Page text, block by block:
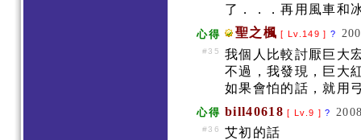
了．．．再用風車和
心得 聖之楓 [ Lv.149 ] ?
#35
我個人比較討厭巨大
不過，我發現，巨大
如果會怕的話，就用
心得 bill40618 [ Lv.9 ]?
#36
艾初的話